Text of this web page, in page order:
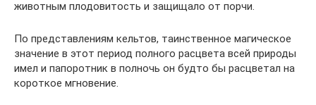
животным плодовитость и защищало от порчи.
По представлениям кельтов, таинственное магическое
значение в этот период полного расцвета всей природы
имел и папоротник в полночь он будто бы расцветал на
короткое мгновение.